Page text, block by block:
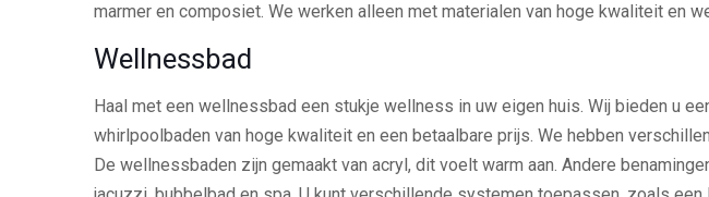
marmer en composiet. We werken alleen met materialen van hoge kwaliteit en
Wellnessbad
Haal met een wellnessbad een stukje wellness in uw eigen huis. Wij bieden u
whirlpoolbaden van hoge kwaliteit en een betaalbare prijs. We hebben
De wellnessbaden zijn gemaakt van acryl, dit voelt warm aan. Andere